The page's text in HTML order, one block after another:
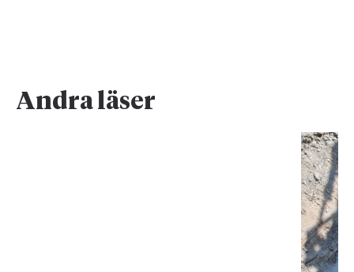
Andra läser